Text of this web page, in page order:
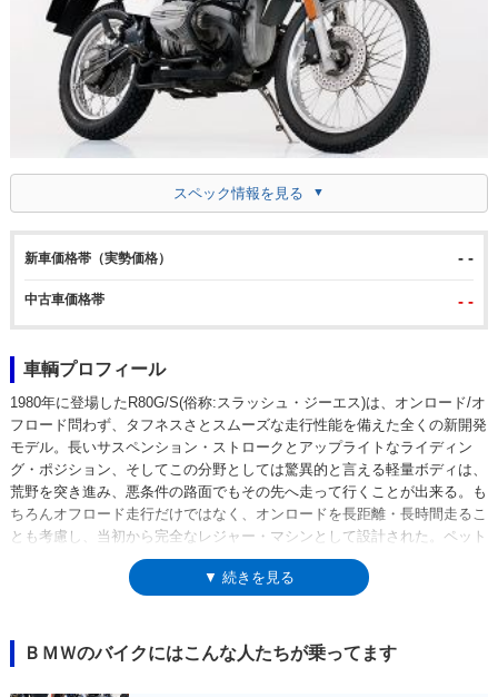
スペック情報を見る
新車価格帯（実勢価格） - -
中古車価格帯 - -
車輌プロフィール
1980年に登場したR80G/S(俗称:スラッシュ・ジーエス)は、オンロード/オ
フロード問わず、タフネスさとスムーズな走行性能を備えた全くの新開発
モデル。長いサスペンション・ストロークとアップライトなライディン
グ・ポジション、そしてこの分野としては驚異的と言える軽量ボディは、
荒野を突き進み、悪条件の路面でもその先へ走って行くことが出来る。も
ちろんオフロード走行だけではなく、オンロードを長距離・長時間走るこ
とも考慮し、当初から完全なレジャー・マシンとして設計された。ペット
ネームである「G/S」は「ゲレンデ・シュポルト:山野を駆け巡るスポーツ
モデル」を意味し、走る場所を選ばない真のデュアルパーパス・マシンで
ション機構であるBMWモノレバーは、耐久性、整備性、路面追従性な
ど、多くのメリットを有する。G/Sはその後「GS」と呼び名を変えてビ
ッグ・オフロード・マシンとして定着した。
▼ 続きを見る
ＢＭＷのバイクにはこんな人たちが乗ってます